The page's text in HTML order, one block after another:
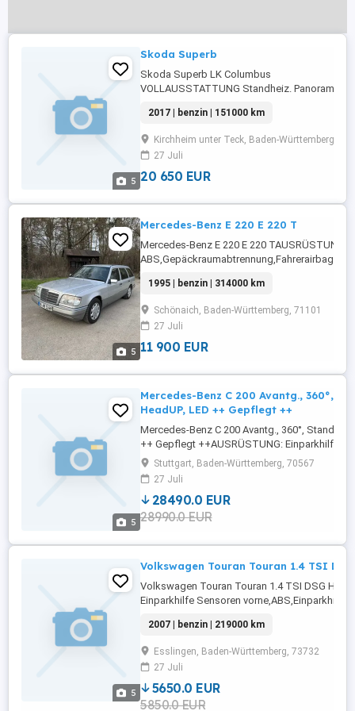
5
Skoda Superb
Skoda Superb LK Columbus
VOLLAUSSTATTUNG Standheiz. Panorama..
VOLLAUSSTATTUNG Standheiz.
Panorama.AUSRÜSTUNG:
ABS,Fahrerairbag,Einparkhilfe
Rückfahrkamera,Beifahrerairbag,Einparkhilfe
selbstlenkendes
Frontscheibe,Beheizbares
Radio,Elektrische ...
2017 | benzin | 151000 km
Kirchheim unter Teck, Baden-Württemberg,
27 Juli
20 650 EUR
5
Mercedes-Benz E 220 E 220 T
Mercedes-Benz E 220 E 220 TAUSRÜSTUNG:
1995 | benzin | 314000 km
Schönaich, Baden-Württemberg, 71101
27 Juli
11 900 EUR
5
Mercedes-Benz C 200 Avantg., 360°,
HeadUP, LED ++ Gepflegt ++
Mercedes-Benz C 200 Avantg., 360°, StandHz,
++ Gepflegt ++AUSRÜSTUNG: Einparkhilfe
vorne,ABS,Einparkhilfe Sensoren
selbstlenkendes System,Radio,DAB-
Heckklappe,Servolenkung,LED-
Fensterheber,LED-
...
Stuttgart, Baden-Württemberg, 70567
27 Juli
28490.0 EUR
28990.0 EUR
5
Volkswagen Touran Touran 1.4 TSI
Volkswagen Touran Touran 1.4 TSI DSG
Einparkhilfe Sensoren vorne,ABS,Einparkhilfe
...
2007 | benzin | 219000 km
Esslingen, Baden-Württemberg, 73732
27 Juli
5650.0 EUR
5850.0 EUR